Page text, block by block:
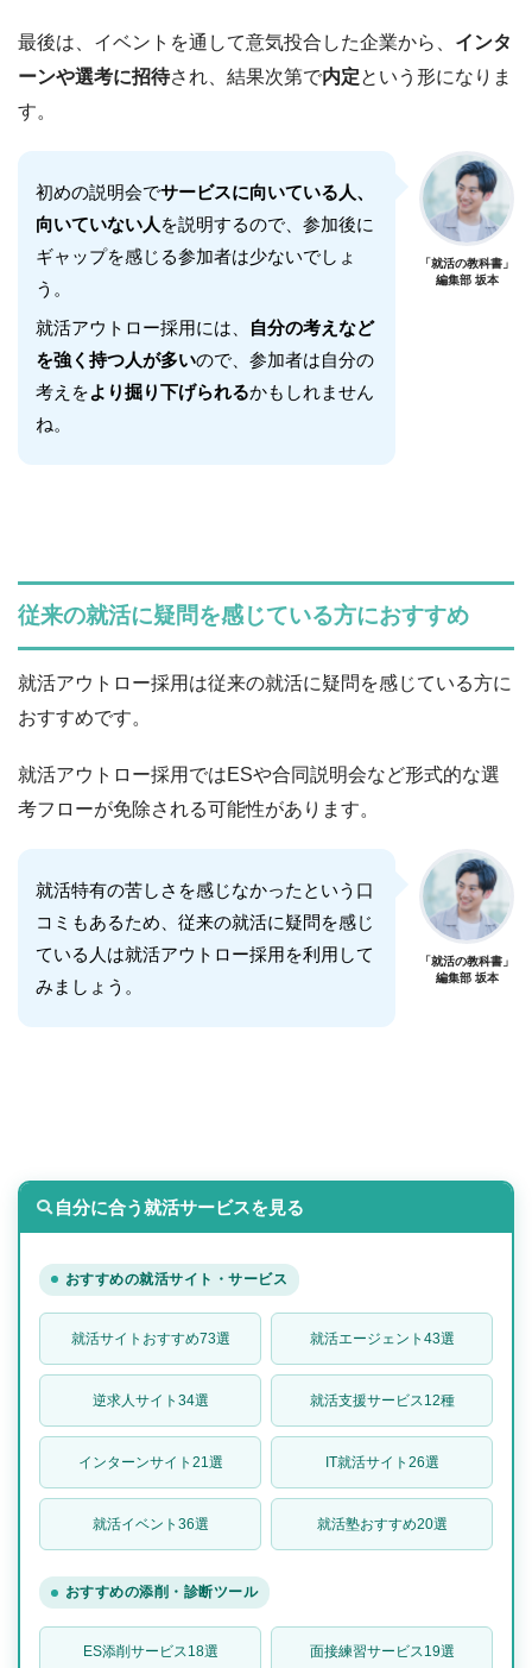
最後は、イベントを通して意気投合した企業から、 インタ
ーンや選考に招待され、結果次第で内定という形になりま
す。
初めの説明会でサービスに向いている人、
向いていない人 を説明するので、参加後に
ギャップを感じる参加者は少ないでしょ
う。
就活アウトロー採用には、
自分の考えなど
を強く持つ人が多いので、参加者は自分の
考えをより掘り下げられるかもしれません
ね。
「就活の教科書」
編集部 坂本
従来の就活に疑問を感じている方におすすめ
就活アウトロー採用は従来の就活に疑問を感じている方に
おすすめです。
就活アウトロー採用ではESや合同説明会など形式的な選
考フローが免除される可能性があります。
就活特有の苦しさを感じなかったという口
コミもあるため、従来の就活に疑問を感じ
ている人は就活アウトロー採用を利用して
みましょう。
「就活の教科書」
編集部 坂本
自分に合う就活サービスを見る
おすすめの就活サイト・サービス
就活サイトおすすめ73選 就活エージェント43選
逆求人サイト34選 就活支援サービス12種
インターンサイト21選 IT就活サイト26選
就活イベント36選 就活塾おすすめ20選
おすすめの添削・診断ツール
ES添削サービス18選 面接練習サービス19選